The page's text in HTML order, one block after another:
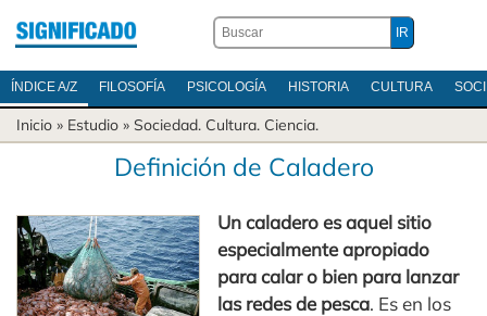
ÍNDICE A/Z FILOSOFÍA PSICOLOGÍA HISTORIA CULTURA
Inicio » Estudio » Sociedad. Cultura. Ciencia.
Definición de Caladero
Un caladero es aquel sitio
especialmente apropiado
para calar o bien para lanzar
las redes de pesca. Es en los